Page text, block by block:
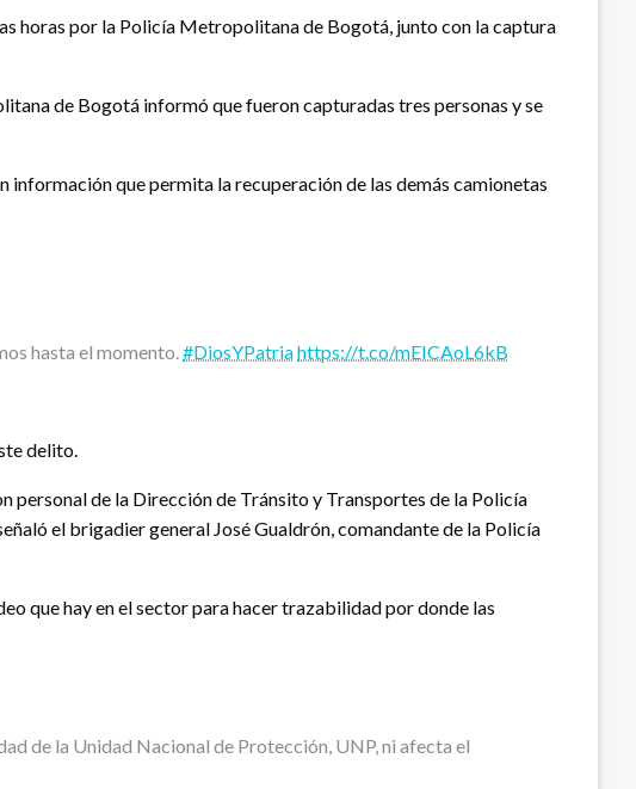
horas por la Policía Metropolitana de Bogotá, junto con la captura
de Bogotá informó que fueron capturadas tres personas y se
información que permita la recuperación de las demás camionetas
hasta el momento.#DiosYPatriahttps://t.co/mEICAoL6kB
delito.
personal de la Dirección de Tránsito y Transportes de la Policía
el brigadier general José Gualdrón, comandante de la Policía
que hay en el sector para hacer trazabilidad por donde las
de la Unidad Nacional de Protección, UNP, ni afecta el